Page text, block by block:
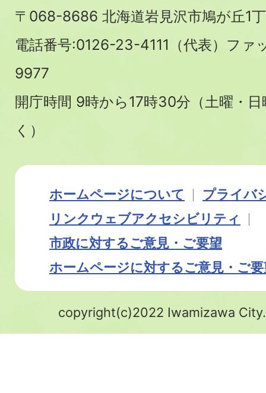
〒068-8686 北海道岩見沢市鳩が丘1
電話番号:0126-23-4111（代表）フ
9977
開庁時間 9時から17時30分（土曜・
く）
ホームページについて
プライバ
リンク ウェブアクセシビリティ
市政に対するご意見・ご要望
ホームページに対するご意見・ご
copyright(c)2022 Iwamizawa